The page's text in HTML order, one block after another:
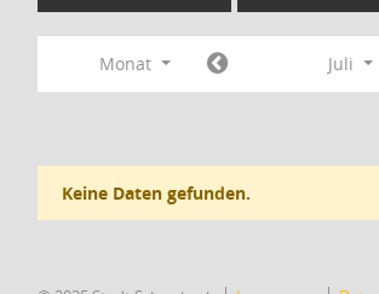
Monat Juli
Keine Daten gefunden.